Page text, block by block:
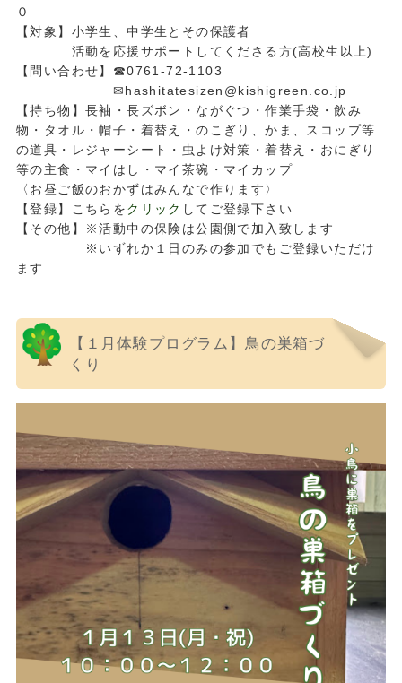
０
【対象】小学生、中学生とその保護者
活動を応援サポートしてくださる方(高校生以上)
【問い合わせ】☎0761-72-1103
✉hashitatesizen@kishigreen.co.jp
【持ち物】長袖・長ズボン・ながぐつ・作業手袋・飲み
物・タオル・帽子・着替え・のこぎり、かま、スコップ等
の道具・レジャーシート・虫よけ対策・着替え・おにぎり
等の主食・マイはし・マイ茶碗・マイカップ
〈お昼ご飯のおかずはみんなで作ります〉
【登録】こちらをクリック してご登録下さい
【その他】※活動中の保険は公園側で加入致します
※いずれか１日のみの参加でもご登録いただけ
ます
【１月体験プログラム】鳥の巣箱づ
くり